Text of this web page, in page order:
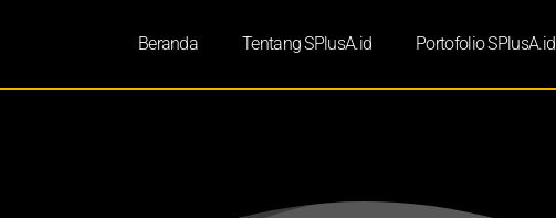
Beranda Tentang SPlusA.id Portofolio SPlusA.id